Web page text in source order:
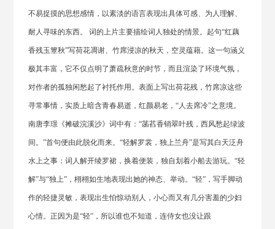
不易捉摸的思想感情，以素淡的语言表现出具体可感、为人理解、
耐人寻味的东西。 词的上片主要描绘词人独处的情景。起句“红藕
香残玉簟秋”写荷花凋谢、竹席浸凉的秋天，空灵蕴藉。这一句涵义
极其丰富，它不仅点明了萧疏秋意的时节，而且渲染了环境气氛，
对作者的孤独闲愁起了衬托作用。表面上写出荷花残，竹席凉这些
寻常事情，实质上暗含青春易逝，红颜易老，“人去席冷”之意境。
南唐李璟《摊破浣溪沙》词中有：“菡萏香销翠叶残，西风愁起绿波
间。”首句便由此脱化而来。“轻解罗裳，独上兰舟”是写其白天泛舟
水上之事：词人解开绫罗裙，换着便装，独自划着小船去游玩。“轻
解”与“独上”，栩栩如生地表现出她的神态、举动。“轻”，写手脚动
作的轻捷灵敏，表现出生怕惊动别人，小心而又有几分害羞的少妇
心情。正因为是“轻”，所以谁也不知道，连侍女也没让跟